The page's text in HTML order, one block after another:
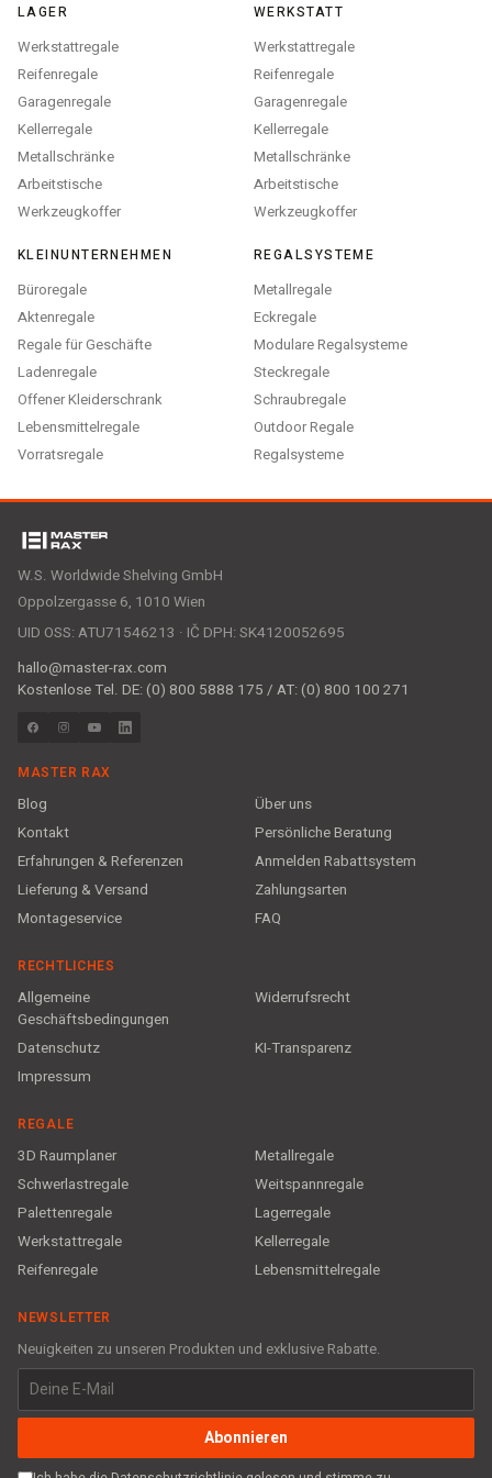
LAGER
Werkstattregale
Reifenregale
Garagenregale
Kellerregale
Metallschränke
Arbeitstische
Werkzeugkoffer
WERKSTATT
Werkstattregale
Reifenregale
Garagenregale
Kellerregale
Metallschränke
Arbeitstische
Werkzeugkoffer
KLEINUNTERNEHMEN
Büroregale
Aktenregale
Regale für Geschäfte
Ladenregale
Offener Kleiderschrank
Lebensmittelregale
Vorratsregale
REGALSYSTEME
Metallregale
Eckregale
Modulare Regalsysteme
Steckregale
Schraubregale
Outdoor Regale
Regalsysteme
W.S. Worldwide Shelving GmbH
Oppolzergasse 6, 1010 Wien
UID OSS: ATU71546213 · IČ DPH: SK4120052695
hallo@master-rax.com
Kostenlose Tel. DE: (0) 800 5888 175 / AT: (0) 800 100 271
MASTER RAX
Blog
Über uns
Kontakt
Persönliche Beratung
Erfahrungen & Referenzen
Anmelden Rabattsystem
Lieferung & Versand
Zahlungsarten
Montageservice
FAQ
RECHTLICHES
Allgemeine
Geschäftsbedingungen
Widerrufsrecht
Datenschutz
KI-Transparenz
Impressum
REGALE
3D Raumplaner
Metallregale
Schwerlastregale
Weitspannregale
Palettenregale
Lagerregale
Werkstattregale
Kellerregale
Reifenregale
Lebensmittelregale
NEWSLETTER
Neuigkeiten zu unseren Produkten und exklusive Rabatte.
Abonnieren